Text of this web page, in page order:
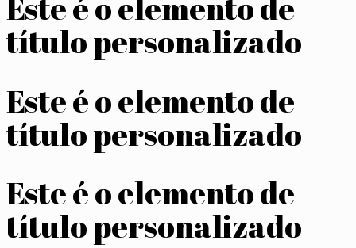
Este é o elemento de
título personalizado
Este é o elemento de
título personalizado
Este é o elemento de
título personalizado